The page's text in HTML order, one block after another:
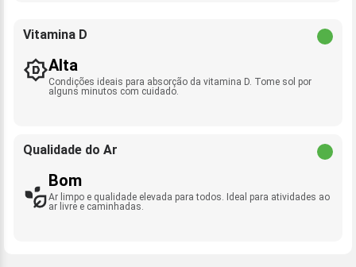
Vitamina D
Alta
Condições ideais para absorção da vitamina D. Tome sol por
alguns minutos com cuidado.
Qualidade do Ar
Bom
Ar limpo e qualidade elevada para todos. Ideal para atividades ao
ar livre e caminhadas.